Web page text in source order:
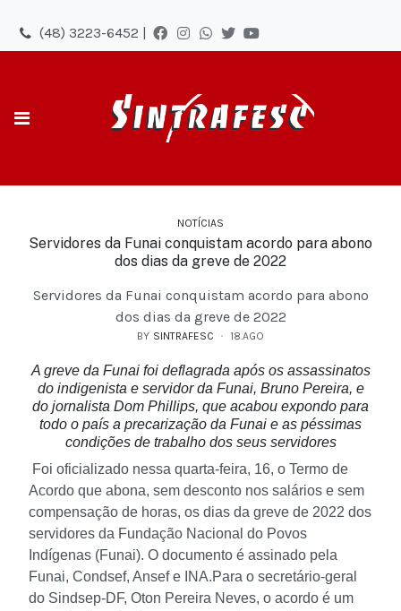
(48) 3223-6452 |
NOTÍCIAS
Servidores da Funai conquistam acordo para abono
dos dias da greve de 2022
Servidores da Funai conquistam acordo para abono
dos dias da greve de 2022
BY SINTRAFESC 18.AGO
A greve da Funai foi deflagrada após os assassinatos
do indigenista e servidor da Funai, Bruno Pereira, e
do jornalista Dom Phillips, que acabou expondo para
todo o país a precarização da Funai e as péssimas
condições de trabalho dos seus servidores
Foi oficializado nessa quarta-feira, 16, o Termo de
Acordo que abona, sem desconto nos salários e sem
compensação de horas, os dias da greve de 2022 dos
servidores da Fundação Nacional do Povos
Indígenas (Funai). O documento é assinado pela
Funai, Condsef, Ansef e INA.Para o secretário-geral
do Sindsep-DF, Oton Pereira Neves, o acordo é um